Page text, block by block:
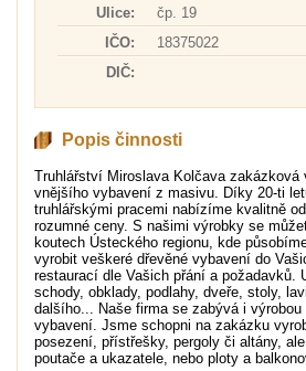
Ulice:
čp. 19
IČO:
18375022
DIČ:
Popis činnosti
Truhlářství Miroslava Kolčava zakázková
vnějšího vybavení z masivu. Díky 20-ti
truhlářskými pracemi nabízíme kvalitně
rozumné ceny. S našimi výrobky se
koutech Ústeckého regionu, kde
vyrobit veškeré dřevěné vybavení do
restaurací dle Vašich přání a požadavků.
schody, obklady, podlahy, dveře, stoly,
dalšího... Naše firma se zabývá i výrobou
vybavení. Jsme schopni na zakázku
posezení, přístřešky, pergoly či altány,
poutače a ukazatele, nebo ploty a